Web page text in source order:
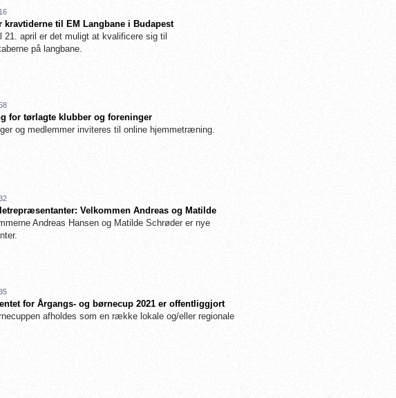
kravtiderne til EM Langbane i Budapest
21. april er det muligt at kvalificere sig til
på langbane.
for tørlagte klubber og foreninger
og medlemmer inviteres til online hjemmetræning.
Velkommen Andreas og Matilde
Andreas Hansen og Matilde Schrøder er nye
for Årgangs- og børnecup 2021 er offentliggjort
afholdes som en række lokale og/eller regionale